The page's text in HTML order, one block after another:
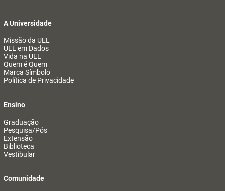
A Universidade
Missão da UEL
UEL em Dados
Vida na UEL
Quem é Quem
Marca Símbolo
Política de Privacidade
Ensino
Graduação
Pesquisa/Pós
Extensão
Biblioteca
Vestibular
Comunidade